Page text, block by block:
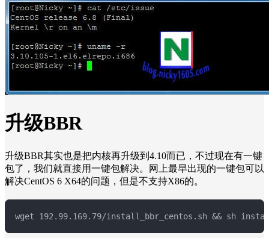
升级BBR
升级BBR其实也是把内核再升级到4.10而已，不过现在有一键
包了，我们就直接用一键包解决。网上最早出现的一键包可以
解决CentOS 6 X64的问题，但是不支持X86的。
wget 192.99.169.79/install_bbr_centos.sh && sh